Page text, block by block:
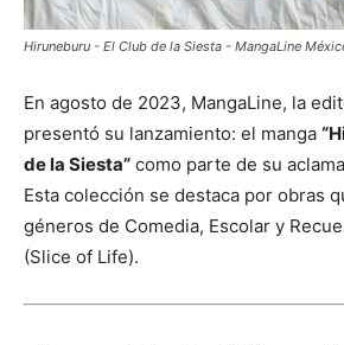
Hiruneburu - El Club de la Siesta - MangaLine
En agosto de 2023, MangaLine, la
presentó su lanzamiento: el manga
de la Siesta” como parte de su
Esta colección se destaca por obras
géneros de Comedia, Escolar y
(Slice of Life).